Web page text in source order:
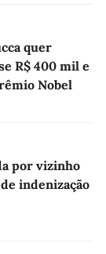
quer
R$ 400 mil e
Nobel
por vizinho
indenização